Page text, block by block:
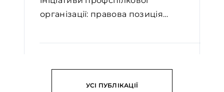
організації: правова позиція
УСІ ПУБЛІКАЦІЇ